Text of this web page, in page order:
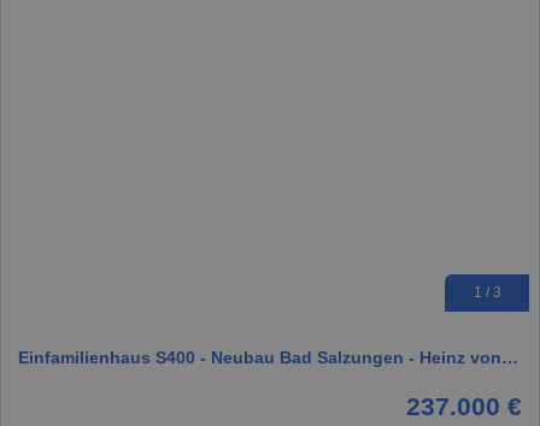
1 / 3
Einfamilienhaus S400 - Neubau Bad Salzungen - Heinz von…
237.000 €